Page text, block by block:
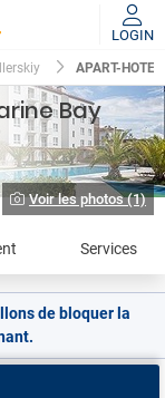
LOGIN
APART-
Bay
Voir les photos (1)
Services
de bloquer la